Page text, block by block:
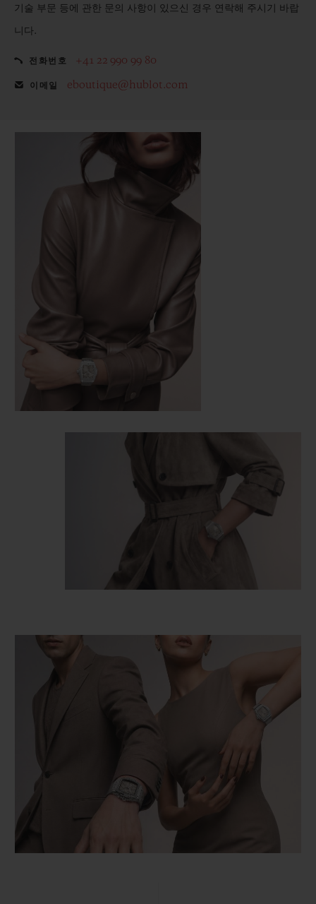
기술 부문 등에 관한 문의 사항이 있으신 경우 연락해 주시기 바랍
니다.
전화번호 +41 22 990 99 80
이메일 eboutique@hublot.com